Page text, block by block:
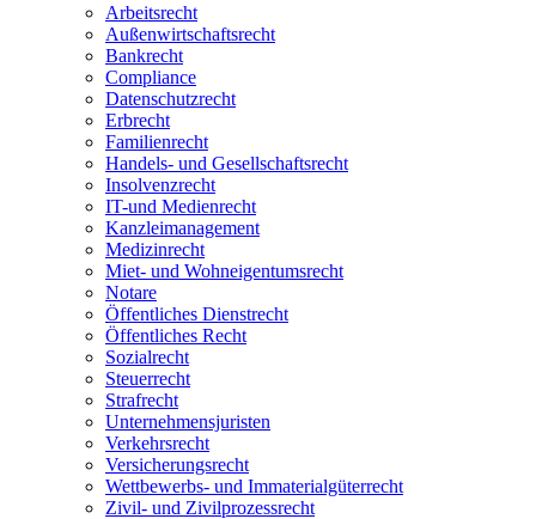
Arbeitsrecht
Außenwirtschaftsrecht
Bankrecht
Compliance
Datenschutzrecht
Erbrecht
Familienrecht
Handels- und Gesellschaftsrecht
Insolvenzrecht
IT-und Medienrecht
Kanzleimanagement
Medizinrecht
Miet- und Wohneigentumsrecht
Notare
Öffentliches Dienstrecht
Öffentliches Recht
Sozialrecht
Steuerrecht
Strafrecht
Unternehmensjuristen
Verkehrsrecht
Versicherungsrecht
Wettbewerbs- und Immaterialgüterrecht
Zivil- und Zivilprozessrecht